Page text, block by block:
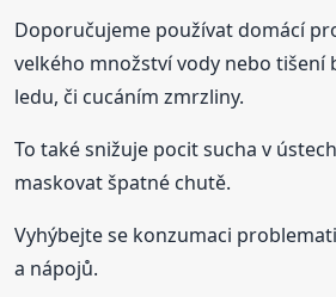
Doporučujeme používat domácí
velkého množství vody nebo tišení
ledu, či cucáním zmrzliny.
To také snižuje pocit sucha v
maskovat špatné chutě.
Vyhýbejte se konzumaci
a nápojů.